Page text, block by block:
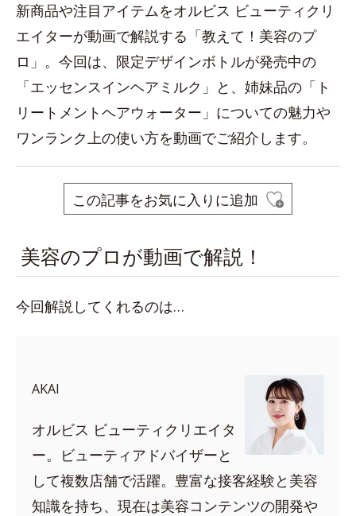
新商品や注目アイテムをオルビス ビューティクリ
エイターが動画で解説する「教えて！美容のプ
ロ」。今回は、限定デザインボトルが発売中の
「エッセンスインヘアミルク」と、姉妹品の「ト
リートメントヘアウォーター」についての魅力や
ワンランク上の使い方を動画でご紹介します。
この記事をお気に入りに追加
美容のプロが動画で解説！
今回解説してくれるのは…
AKAI
オルビス ビューティクリエイタ
ー。ビューティアドバイザーと
して複数店舗で活躍。豊富な接客経験と美容
知識を持ち、現在は美容コンテンツの開発や